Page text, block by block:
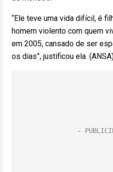
“Ele teve uma vida difícil, é
homem violento com quem
em 2005, cansado de ser
os dias”, justificou ela.